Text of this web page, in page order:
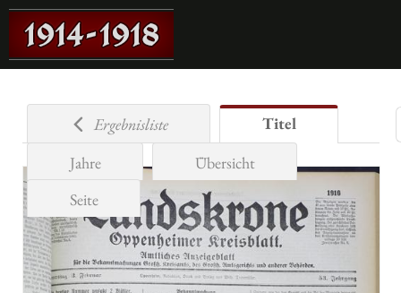
Ergebnisliste
Titel
Jahre
Übersicht
Seite